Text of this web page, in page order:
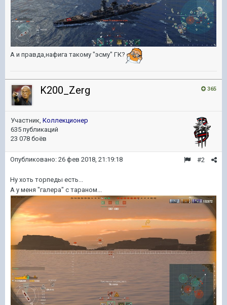
А и правда,нафига такому "эсму" ГК?
365
K200_Zerg
Участник, Коллекционер
635 публикаций
23 078 боёв
#2
Опубликовано: 26 фев 2018, 21:19:18
Ну хоть торпеды есть...
А у меня "галера" с тараном...